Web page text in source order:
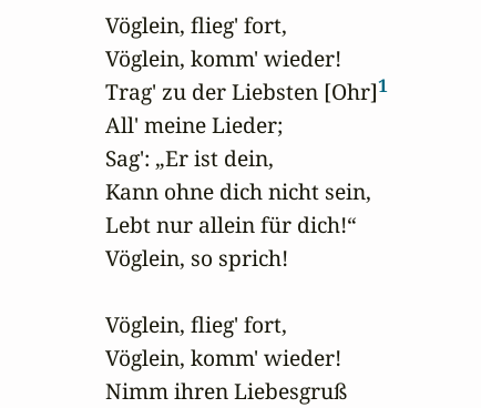
Vöglein, flieg' fort,
Vöglein, komm' wieder!
Trag' zu der Liebsten [Ohr]1
All' meine Lieder;
Sag': „Er ist dein,
Kann ohne dich nicht sein,
Lebt nur allein für dich!“
Vöglein, so sprich!
Vöglein, flieg' fort,
Vöglein, komm' wieder!
Nimm ihren Liebesgruß